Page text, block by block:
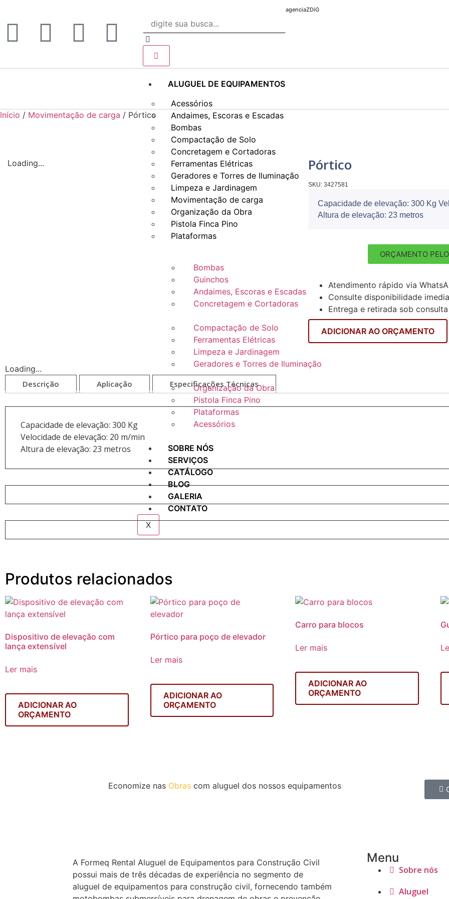
agenciaZDiG
ALUGUEL DE EQUIPAMENTOS
Acessórios
Andaimes, Escoras e Escadas
Bombas
Compactação de Solo
Concretagem e Cortadoras
Ferramentas Elétricas
Geradores e Torres de Iluminação
Limpeza e Jardinagem
Movimentação de carga
Organização da Obra
Pistola Finca Pino
Plataformas
Bombas
Guinchos
Andaimes, Escoras e Escadas
Concretagem e Cortadoras
Compactação de Solo
Ferramentas Elétricas
Limpeza e Jardinagem
Geradores e Torres de Iluminação
Organização da Obra
Pistola Finca Pino
Plataformas
Acessórios
SOBRE NÓS
SERVIÇOS
CATÁLOGO
BLOG
GALERIA
CONTATO
X
Início / Movimentação de carga / Pórtico
Loading... Pórtico
SKU: 3427581
Capacidade de elevação: 300 Kg
Altura de elevação: 23 metros
ORÇAMENTO
Atendimento rápido via
Consulte disponibilidade
Entrega e retirada sob consulta
ADICIONAR AO ORÇAMENTO
Loading...
Descrição
Aplicação Especificações Técnicas
Capacidade de elevação: 300 Kg
Velocidade de elevação: 20 m/min
Altura de elevação: 23 metros
Produtos relacionados
Dispositivo de elevação com
lança extensível
Ler mais
ADICIONAR AO
ORÇAMENTO
Pórtico para poço de elevador
Ler mais
ADICIONAR AO
ORÇAMENTO
Carro para blocos
Ler mais
ADICIONAR AO
ORÇAMENTO
Economize nas Obras com aluguel dos nossos equipamentos
A Formeq Rental Aluguel de Equipamentos para Construção Civil
possui mais de três décadas de experiência no segmento de
aluguel de equipamentos para construção civil, fornecendo também
Menu
Sobre nós
Aluguel